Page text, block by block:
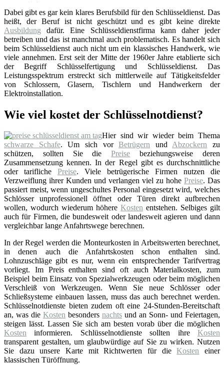
Dabei gibt es gar kein klares Berufsbild für den Schlüsseldienst. Das
heißt, der Beruf ist nicht geschützt und es gibt keine direkte
Ausbildung dafür. Eine Schlüsseldienstfirma kann daher jeder
betreiben und das ist manchmal auch problematisch. Es handelt sich
beim Schlüsseldienst auch nicht um ein klassisches Handwerk, wie
viele annehmen. Erst seit der Mitte der 1960er Jahre etablierte sich
der Begriff Schlüsselfertigung und Schlüsseldienst. Das
Leistungsspektrum erstreckt sich mittlerweile auf Tätigkeitsfelder
von Schlossern, Glasern, Tischlern und Handwerkern der
Elektroinstallation.
Wie viel kostet der Schlüsselnotdienst?
Hier sind wir wieder beim Thema
schwarze Schafe. Um sich vorBetrügern undAbzockern zu
schützen, sollten Sie diePreise beziehungsweise deren
Zusammensetzung kennen. In der Regel gibt es durchschnittliche
oder tarifliche Preise. Viele betrügerische Firmen nutzen die
Verzweiflung ihrer Kunden und verlangen viel zu hohe Preise. Das
passiert meist, wenn ungeschultes Personal eingesetzt wird, welches
Schlösser unprofessionell öffnet oder Türen direkt aufbrechen
wollen, wodurch wiederum höhere Kosten entstehen. Selbiges gilt
auch für Firmen, die bundesweit oder landesweit agieren und dann
vergleichbar lange Anfahrtswege berechnen.
In der Regel werden die Monteurkosten in Arbeitswerten berechnet,
in denen auch die Anfahrtskosten schon enthalten sind.
Lohnzuschläge gibt es nur, wenn ein entsprechender Tarifvertrag
vorliegt. Im Preis enthalten sind oft auch Materialkosten, zum
Beispiel beim Einsatz von Spezialwerkzeugen oder beim möglichen
Verschleiß von Werkzeugen. Wenn Sie neue Schlösser oder
Schließsysteme einbauen lassen, muss das auch berechnet werden.
Schlüsselnotdienste bieten zudem oft eine 24-Stunden-Bereitschaft
an, was die Kosten besonders nachts und an Sonn- und Feiertagen,
steigen lässt. Lassen Sie sich am besten vorab über die möglichen
Kosten informieren. Schlüsselnotdienste sollten ihre Kosten
transparent gestalten, um glaubwürdige auf Sie zu wirken. Nutzen
Sie dazu unsere Karte mit Richtwerten für dieKosten einer
klassischen Türöffnung.